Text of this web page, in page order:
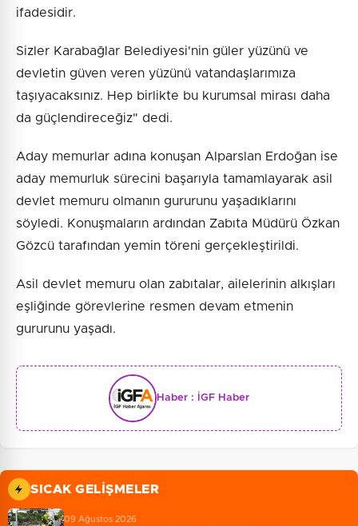
ifadesidir.
Sizler Karabağlar Belediyesi'nin güler yüzünü ve
devletin güven veren yüzünü vatandaşlarımıza
taşıyacaksınız. Hep birlikte bu kurumsal mirası daha
da güçlendireceğiz" dedi.
Aday memurlar adına konuşan Alparslan Erdoğan ise
aday memurluk sürecini başarıyla tamamlayarak asil
devlet memuru olmanın gururunu yaşadıklarını
söyledi. Konuşmaların ardından Zabıta Müdürü Özkan
Gözcü tarafından yemin töreni gerçekleştirildi.
Asil devlet memuru olan zabıtalar, ailelerinin alkışları
eşliğinde görevlerine resmen devam etmenin
gururunu yaşadı.
Haber : İGF Haber
SICAK GELIŞMELER
09 Ağustos 2026